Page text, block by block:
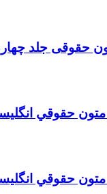
حقوقی جلد
متون حقوقي
متون حقوقي